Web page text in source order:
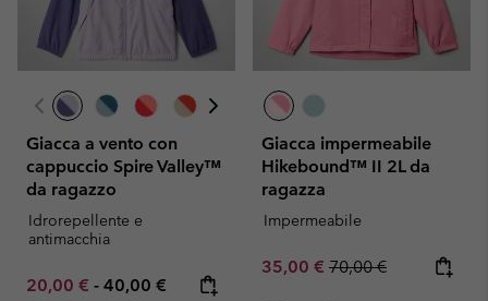
Giacca a vento con
cappuccio Spire Valley™
da ragazzo
Idrorepellente e
antimacchia
Minimum sale price:
20,00 € - Maximum price:
40,00 €
Giacca impermeabile
Hikebound™ II 2L da
ragazza
Impermeabile
Sale price:
35,00 € Regular price:
70,00 €